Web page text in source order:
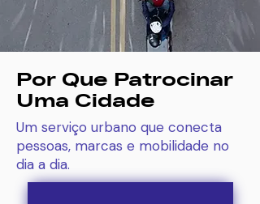
Por Que Patrocinar
Uma Cidade
Um serviço urbano que conecta
pessoas, marcas e mobilidade no
dia a dia.